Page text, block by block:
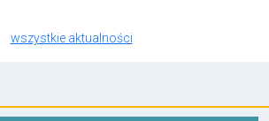
wszystkie aktualności